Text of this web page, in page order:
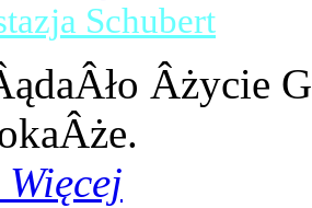
Schubert
Âżycie